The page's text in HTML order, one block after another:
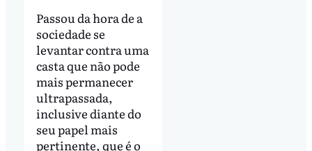
Passou da hora de a
sociedade se
levantar contra uma
casta que não pode
mais permanecer
ultrapassada,
inclusive diante do
seu papel mais
pertinente, que é o